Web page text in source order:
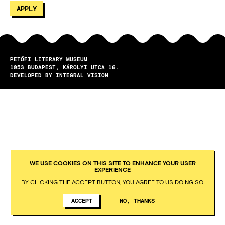
PETŐFI LITERARY MUSEUM
1053
BUDAPEST
KÁROLYI UTCA 16.
DEVELOPED BY INTEGRAL VISION
WE USE COOKIES ON THIS SITE TO ENHANCE YOUR USER
EXPERIENCE
BY CLICKING THE ACCEPT BUTTON, YOU AGREE TO US DOING SO.
ACCEPT NO, THANKS